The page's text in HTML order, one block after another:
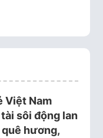
Việt Nam
sôi động lan
hương,